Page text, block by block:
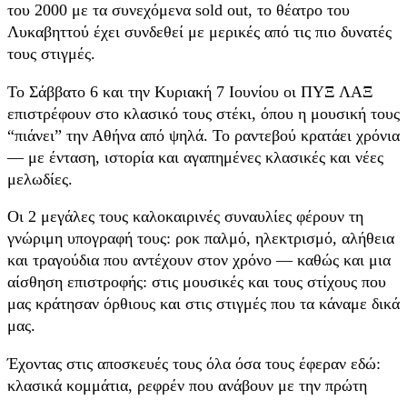
του 2000 με τα συνεχόμενα sold out, το θέατρο του
Λυκαβηττού έχει συνδεθεί με μερικές από τις πιο δυνατές
τους στιγμές.
Το Σάββατο 6 και την Κυριακή 7 Ιουνίου οι ΠΥΞ ΛΑΞ
επιστρέφουν στο κλασικό τους στέκι, όπου η μουσική τους
“πιάνει” την Αθήνα από ψηλά. Το ραντεβού κρατάει χρόνια
— με ένταση, ιστορία και αγαπημένες κλασικές και νέες
μελωδίες.
Οι 2 μεγάλες τους καλοκαιρινές συναυλίες φέρουν τη
γνώριμη υπογραφή τους: ροκ παλμό, ηλεκτρισμό, αλήθεια
και τραγούδια που αντέχουν στον χρόνο — καθώς και μια
αίσθηση επιστροφής: στις μουσικές και τους στίχους που
μας κράτησαν όρθιους και στις στιγμές που τα κάναμε δικά
μας.
Έχοντας στις αποσκευές τους όλα όσα τους έφεραν εδώ:
κλασικά κομμάτια, ρεφρέν που ανάβουν με την πρώτη